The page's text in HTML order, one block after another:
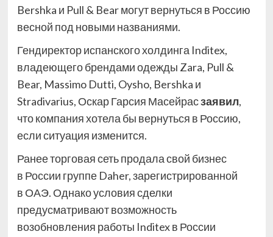
Bershka и Pull & Bear могут вернуться в Россию
весной под новыми названиями.
Гендиректор испанского холдинга Inditex,
владеющего брендами одежды Zara, Pull &
Bear, Massimo Dutti, Oysho, Bershka и
Stradivarius, Оскар Гарсия Масейрасзаявил,
что компания хотела бы вернуться в Россию,
если ситуация изменится.
Ранее торговая сеть продала свой бизнес
в России группе Daher, зарегистрированной
в ОАЭ. Однако условия сделки
предусматривают возможность
возобновления работы Inditex в России